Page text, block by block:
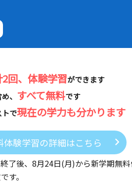
回、体験学習ができます
、 すべて無料です
トで現在の学力も分かります
体験学習の詳細はこちら
了後、 8月24日(月)から新学期無
す。